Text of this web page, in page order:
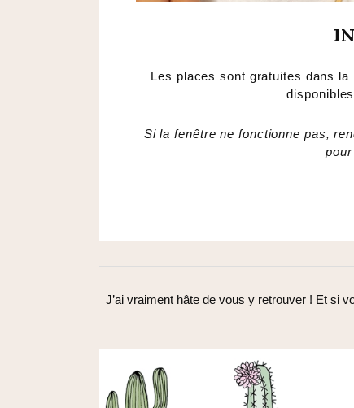
Les places sont gratuites dans la
Si la fenêtre ne fonctionne pas,
J’ai vraiment hâte de vous y retrouver ! Et si